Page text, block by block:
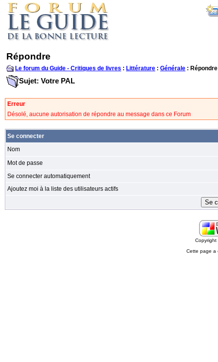
Répondre
Le forum du Guide - Critiques de livres : Littérature : Générale : Répondre
Sujet: Votre PAL
Erreur
Désolé, aucune autorisation de répondre au message dans ce Forum
Se connecter
Nom
Mot de passe
Se connecter automatiquement
Ajoutez moi à la liste des utilisateurs actifs
Cette page a